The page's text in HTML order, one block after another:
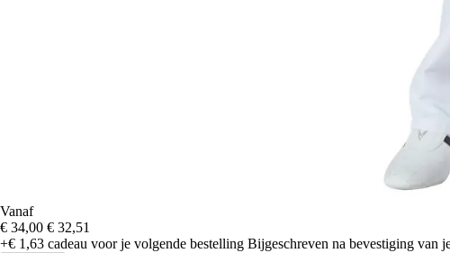
Vanaf
€ 34,00 € 32,51
+€ 1,63 cadeau voor je volgende bestelling Bijgeschreven na bevestiging van